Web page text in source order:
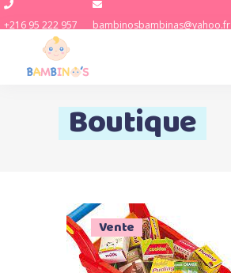
+216 95 222 957 bambinosbambinas@yahoo.fr
Boutique
Vente